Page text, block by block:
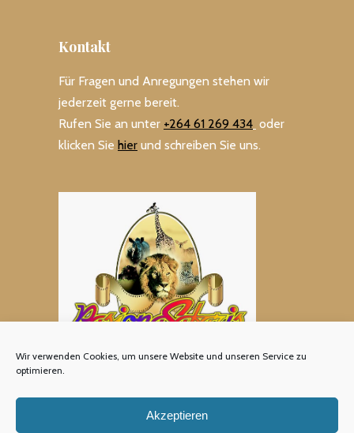
Wir verwenden Cookies, um unsere Website und unseren Service zu
optimieren.
Akzeptieren
Kontakt
Für Fragen und Anregungen stehen wir
jederzeit gerne bereit.
Rufen Sie an unter +264 61 269 434 oder
klicken Sie hier und schreiben Sie uns.